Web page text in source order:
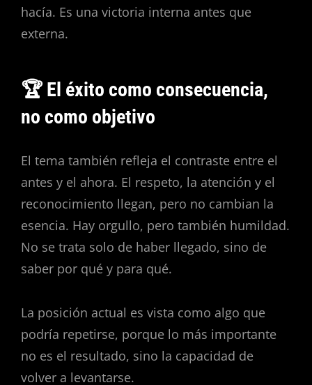
hacía. Es una victoria interna antes que
externa.
🏆 El éxito como consecuencia,
no como objetivo
El tema también refleja el contraste entre el
antes y el ahora. El respeto, la atención y el
reconocimiento llegan, pero no cambian la
esencia. Hay orgullo, pero también humildad.
No se trata solo de haber llegado, sino de
saber por qué y para qué.
La posición actual es vista como algo que
podría repetirse, porque lo más importante
no es el resultado, sino la capacidad de
volver a levantarse.